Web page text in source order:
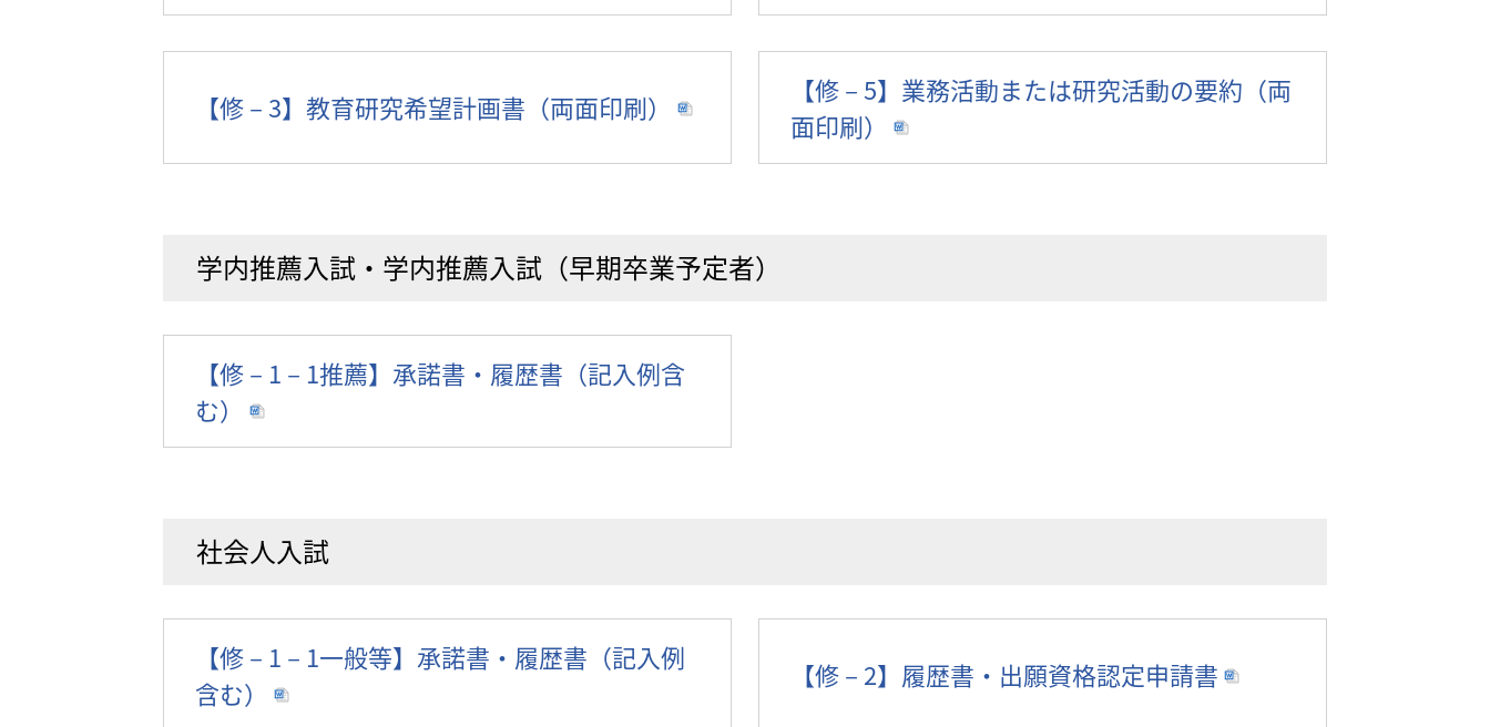
【修－3】教育研究希望計画書（両面印刷）
【修－5】業務活動または研究活動の要約（両
面印刷）
学内推薦入試・学内推薦入試（早期卒業予定者）
【修－1－1推薦】承諾書・履歴書（記入例含
む）
社会人入試
【修－1－1一般等】承諾書・履歴書（記入例
含む）
【修－2】履歴書・出願資格認定申請書